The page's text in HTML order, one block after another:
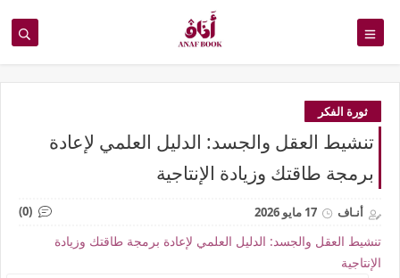
ثورة الفكر
تنشيط العقل والجسد: الدليل العلمي لإعادة
برمجة طاقتك وزيادة الإنتاجية
أنـاف 17 مايو 2026 (0)
تنشيط العقل والجسد: الدليل العلمي لإعادة برمجة طاقتك وزيادة
الإنتاجية